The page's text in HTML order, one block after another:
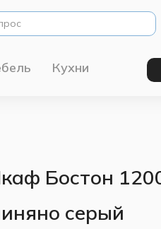
Кухни
Бостон
серый